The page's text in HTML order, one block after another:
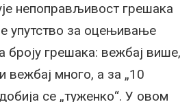
непоправљивост грешака
упутство за оцењивање
броју грешака: вежбај више,
вежбај много, а за „10
се „туженко“. У овом